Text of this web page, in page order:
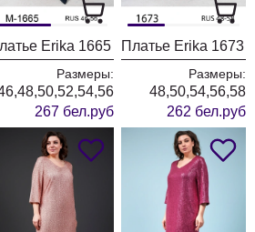
Erika 1665
Размеры:
267 бел.руб
Платье Erika 1673
Размеры:
48,50,54,56,58
262 бел.руб